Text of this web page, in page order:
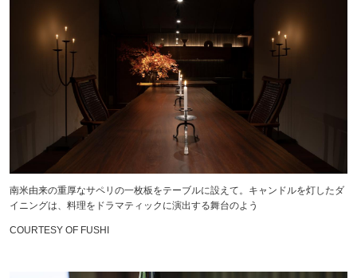
南米由来の重厚なサペリの一枚板をテーブルに設えて。キャンドルを灯したダ
イニングは、料理をドラマティックに演出する舞台のよう
COURTESY OF FUSHI